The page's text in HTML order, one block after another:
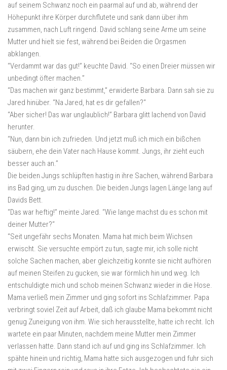
auf seinem Schwanz noch ein paarmal auf und ab, während der
Höhepunkt ihre Körper durchflutete und sank dann über ihm
zusammen, nach Luft ringend. David schlang seine Arme um seine
Mutter und hielt sie fest, während bei Beiden die Orgasmen
abklangen.
“Verdammt war das gut!” keuchte David. “So einen Dreier müssen wir
unbedingt öfter machen.”
“Das machen wir ganz bestimmt,” erwiderte Barbara. Dann sah sie zu
Jared hinüber. “Na Jared, hat es dir gefallen?“
“Aber sicher! Das war unglaublich!” Barbara glitt lachend von David
herunter.
“Nun, dann bin ich zufrieden. Und jetzt muß ich mich ein bißchen
säubern, ehe dein Vater nach Hause kommt. Jungs, ihr zieht euch
besser auch an.”
Die beiden Jungs schlüpften hastig in ihre Sachen, während Barbara
ins Bad ging, um zu duschen. Die beiden Jungs lagen Länge lang auf
Davids Bett.
“Das war heftig!” meinte Jared. “Wie lange machst du es schon mit
deiner Mutter?“
“Seit ungefähr sechs Monaten. Mama hat mich beim Wichsen
erwischt. Sie versuchte empört zu tun, sagte mir, ich solle nicht
solche Sachen machen, aber gleichzeitig konnte sie nicht aufhören
auf meinen Steifen zu gucken, sie war förmlich hin und weg. Ich
entschuldigte mich und schob meinen Schwanz wieder in die Hose.
Mama verließ mein Zimmer und ging sofort ins Schlafzimmer. Papa
verbringt soviel Zeit auf Arbeit, daß ich glaube Mama bekommt nicht
genug Zuneigung von ihm. Wie sich herausstellte, hatte ich recht. Ich
wartete ein paar Minuten, nachdem meine Mutter mein Zimmer
verlassen hatte. Dann stand ich auf und ging ins Schlafzimmer. Ich
spähte hinein und richtig, Mama hatte sich ausgezogen und fuhr sich